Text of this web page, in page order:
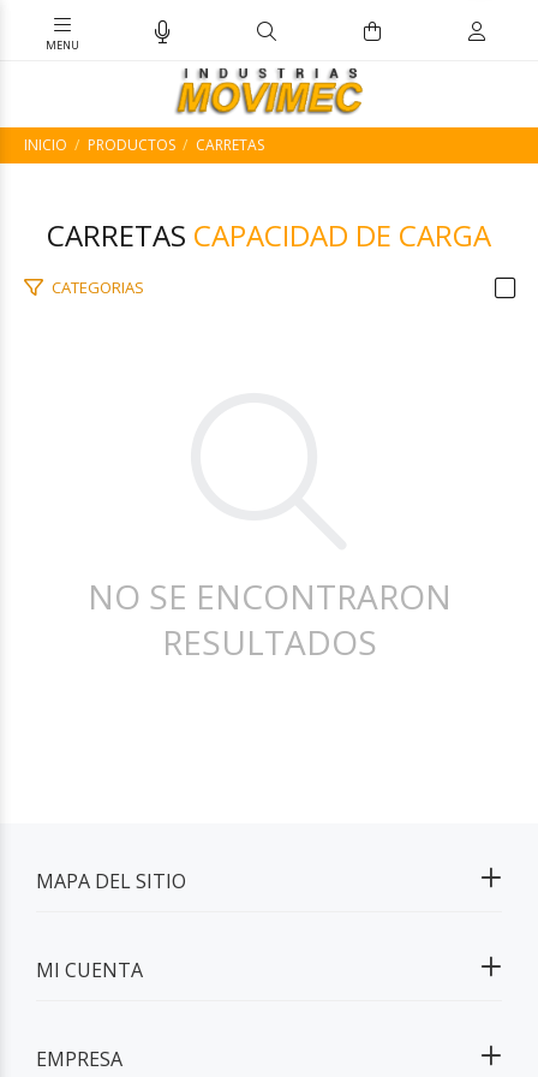
INICIO PRODUCTOS CARRETAS
CARRETAS CAPACIDAD DE CARGA
CATEGORIAS
NO SE ENCONTRARON
RESULTADOS
MAPA DEL SITIO
MI CUENTA
EMPRESA